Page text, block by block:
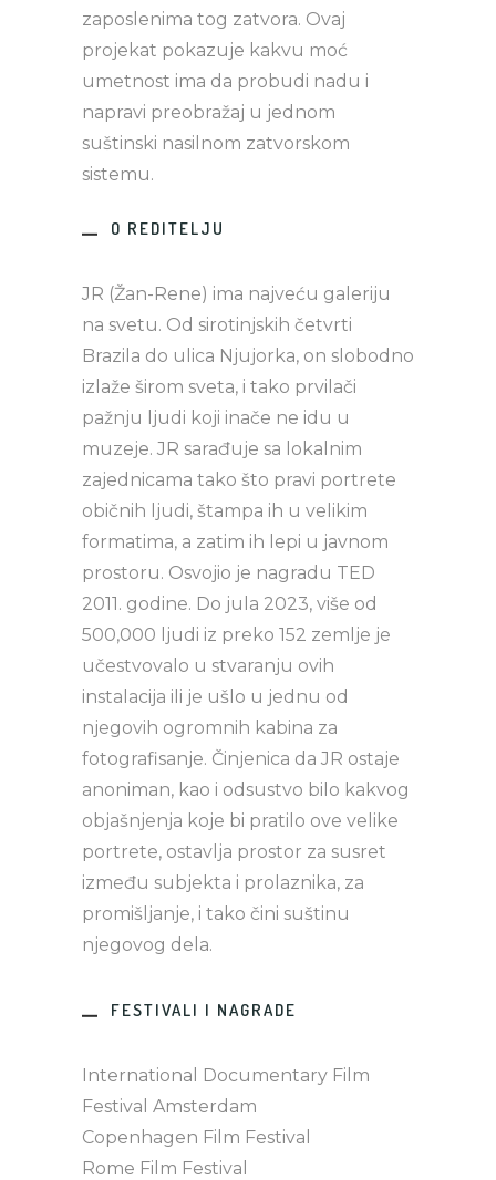
zaposlenima tog zatvora. Ovaj
projekat pokazuje kakvu moć
umetnost ima da probudi nadu i
napravi preobražaj u jednom
suštinski nasilnom zatvorskom
sistemu.
O REDITELJU
JR (Žan-Rene) ima najveću galeriju
na svetu. Od sirotinjskih četvrti
Brazila do ulica Njujorka, on slobodno
izlaže širom sveta, i tako prvilači
pažnju ljudi koji inače ne idu u
muzeje. JR sarađuje sa lokalnim
zajednicama tako što pravi portrete
običnih ljudi, štampa ih u velikim
formatima, a zatim ih lepi u javnom
prostoru. Osvojio je nagradu TED
2011. godine. Do jula 2023, više od
500,000 ljudi iz preko 152 zemlje je
učestvovalo u stvaranju ovih
instalacija ili je ušlo u jednu od
njegovih ogromnih kabina za
fotografisanje. Činjenica da JR ostaje
anoniman, kao i odsustvo bilo kakvog
objašnjenja koje bi pratilo ove velike
portrete, ostavlja prostor za susret
između subjekta i prolaznika, za
promišljanje, i tako čini suštinu
njegovog dela.
FESTIVALI I NAGRADE
International Documentary Film
Festival Amsterdam
Copenhagen Film Festival
Rome Film Festival